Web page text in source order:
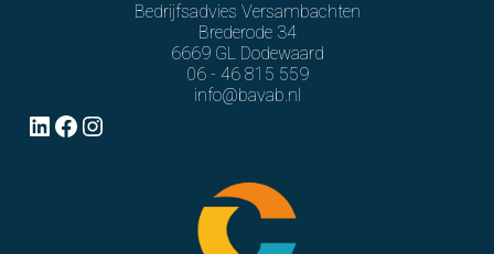
Bedrijfsadvies Versambachten
Brederode 34
6669 GL Dodewaard
06 - 46 815 559
info@bavab.nl
LinkedIn
Facebook
Instagram